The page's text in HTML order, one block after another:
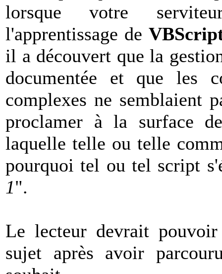
lorsque votre
l'apprentissage de
il a découvert que la
documentée et que les
complexes ne semblaient
proclamer à la surface
laquelle telle ou telle
pourquoi tel ou tel script
1".
Le lecteur devrait
sujet après avoir